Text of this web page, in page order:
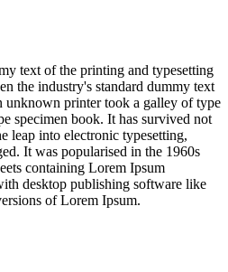
text of the printing and typesetting
the industry's standard dummy text
unknown printer took a galley of type
specimen book. It has survived not
leap into electronic typesetting,
It was popularised in the 1960s
containing Lorem Ipsum
desktop publishing software like
of Lorem Ipsum.